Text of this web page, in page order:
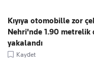
Kıyıya otomobille zor
Nehri'nde 1.90 metrelik
yakalandı
Kaydet